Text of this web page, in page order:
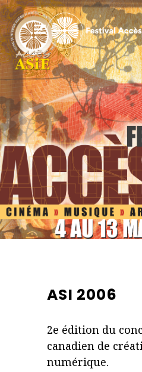
ASI 2006
2e édition du
canadien de
numérique.